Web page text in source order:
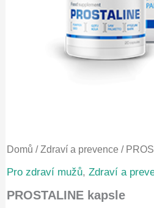
Domů /Zdraví a prevence /
Pro zdraví mužů,Zdraví a
PROSTALINE kapsle